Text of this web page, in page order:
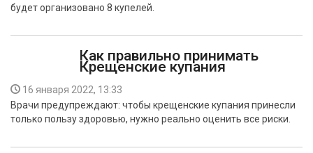
будет организовано 8 купелей.
Как правильно принимать
Крещенские купания
16 января 2022, 13:33
Врачи предупреждают: чтобы крещенские купания принесли
только пользу здоровью, нужно реально оценить все риски.